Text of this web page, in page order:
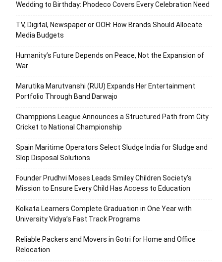
Wedding to Birthday: Phodeco Covers Every Celebration Need
TV, Digital, Newspaper or OOH: How Brands Should Allocate
Media Budgets
Humanity’s Future Depends on Peace, Not the Expansion of
War
Marutika Marutvanshi (RUU) Expands Her Entertainment
Portfolio Through Band Darwajo
Champpions League Announces a Structured Path from City
Cricket to National Championship
Spain Maritime Operators Select Sludge India for Sludge and
Slop Disposal Solutions
Founder Prudhvi Moses Leads Smiley Children Society’s
Mission to Ensure Every Child Has Access to Education
Kolkata Learners Complete Graduation in One Year with
University Vidya’s Fast Track Programs
Reliable Packers and Movers in Gotri for Home and Office
Relocation